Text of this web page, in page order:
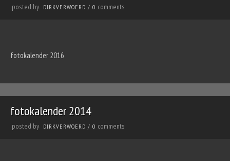
posted by DIRKVERWOERD / 0 comments
fotokalender 2016
fotokalender 2014
posted by DIRKVERWOERD / 0 comments